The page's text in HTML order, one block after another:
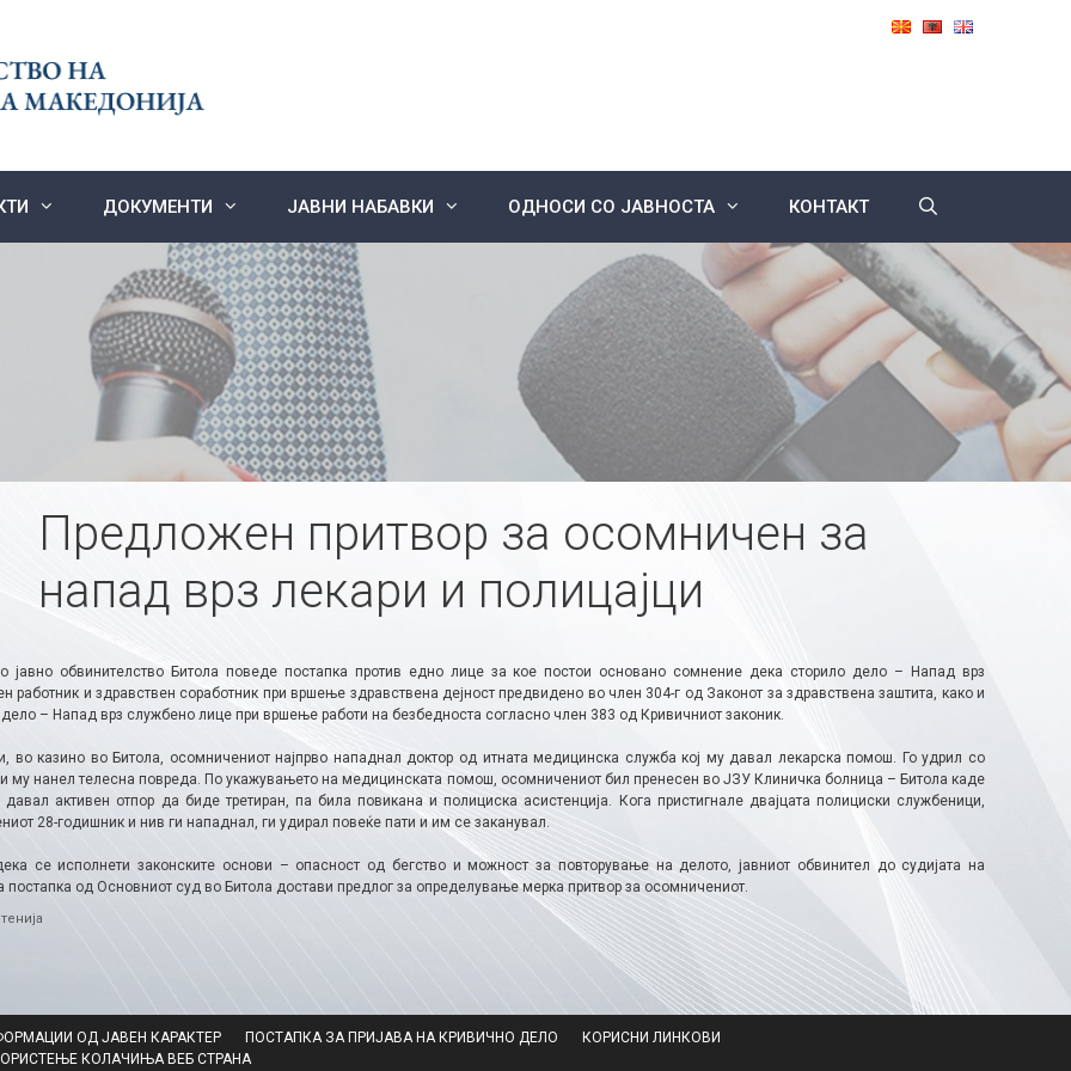
ДОКУМЕНТИ ЈАВНИ НАБАВКИ ОДНОСИ СО ЈАВНОСТА КОНТАКТ
Предложен притвор за осомничен за
напад врз лекари и полицајци
јавно обвинителство Битола поведе постапка против едно лице за кое постои основано сомнение дека сторило дело – Напад врз
работник и здравствен соработник при вршење здравствена дејност предвидено во член 304-г од Законот за здравствена заштита, како и
– Напад врз службено лице при вршење работи на безбедноста согласно член 383 од Кривичниот законик.
во казино во Битола, осомничениот најпрво нападнал доктор од итната медицинска служба кој му давал лекарска помош. Го удрил со
му нанел телесна повреда. По укажувањето на медицинската помош, осомничениот бил пренесен во ЈЗУ Клиничка болница – Битола каде
давал активен отпор да биде третиран, па била повикана и полициска асистенција. Кога пристигнале двајцата полициски службеници,
28-годишник и нив ги нападнал, ги удирал повеќе пати и им се заканувал.
се исполнети законските основи – опасност од бегство и можност за повторување на делото, јавниот обвинител до судијата на
постапка од Основниот суд во Битола достави предлог за определување мерка притвор за осомничениот.
ОД ЈАВЕН КАРАКТЕР ПОСТАПКА ЗА ПРИЈАВА НА КРИВИЧНО ДЕЛО
КОРИСНИ ЛИНКОВИ
КОЛАЧИЊА ВЕБ СТРАНА